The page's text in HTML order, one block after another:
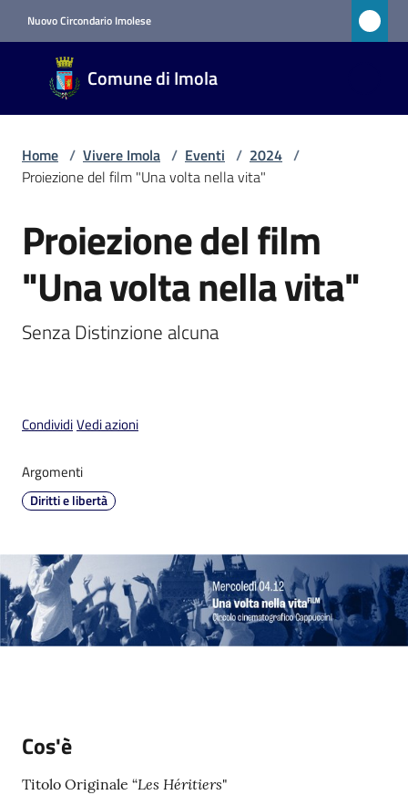
Nuovo Circondario Imolese
Comune di Imola
Comune
di Imola
RETE
i
t
a
r
o
l
a
Home / Vivere Imola / Eventi / 2024 /
Proiezione del film "Una volta nella vita"
Salta al contenuto
Proiezione del film
"Una volta nella vita"
Senza Distinzione alcuna
CondividiVedi azioni
Argomenti
Diritti e libertà
Cos'è
Titolo Originale “Les Héritiers"